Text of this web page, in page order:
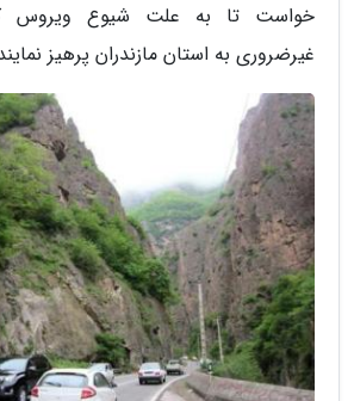
خواست تا به علت شیوع ویروس
غیرضروری به استان مازندران پرهیز